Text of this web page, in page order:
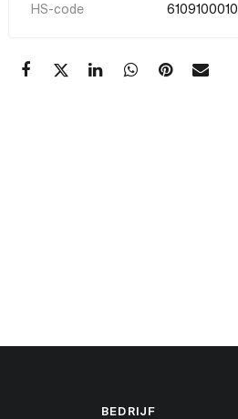
HS-code 6109100010
BEDRIJF